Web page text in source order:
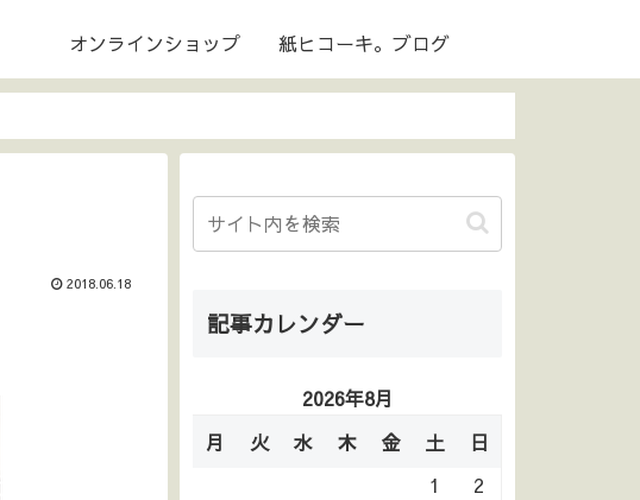
オンラインショップ 紙ヒコーキ。ブログ
2018.06.18
記事カレンダー
2026年8月
月
火 水 木 金 土
日
1
2